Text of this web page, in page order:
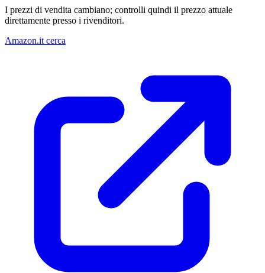
I prezzi di vendita cambiano; controlli quindi il prezzo attuale
direttamente presso i rivenditori.
Amazon.it cerca